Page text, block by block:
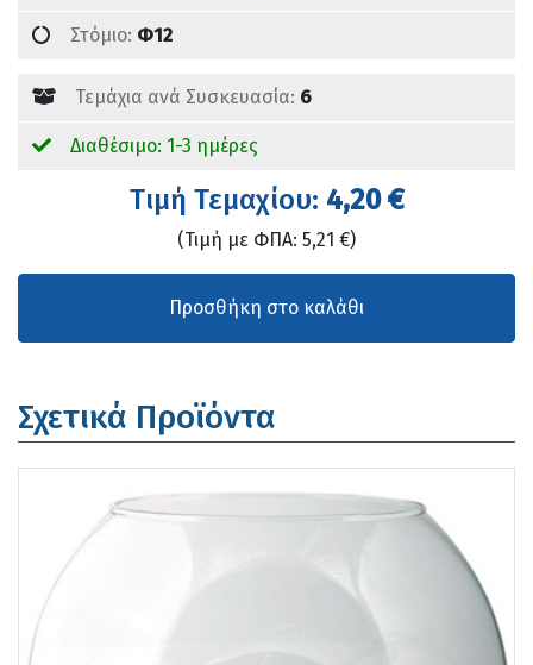
Στόμιο: Φ12
Τεμάχια ανά Συσκευασία: 6
Διαθέσιμο: 1-3 ημέρες
Tιμή Τεμαχίου: 4,20 €
(Τιμή με ΦΠΑ: 5,21 €)
Σχετικά Προϊόντα